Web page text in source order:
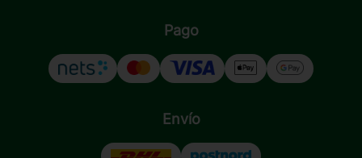
Pago
Envío